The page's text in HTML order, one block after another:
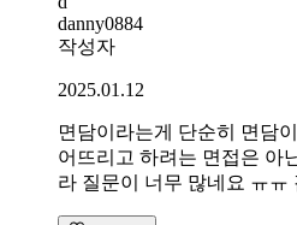
danny0884
작성자
2025.01.12
면담이라는게 단순히 면담
어뜨리고 하려는 면접은 아
라 질문이 너무 많네요 ㅠㅠ